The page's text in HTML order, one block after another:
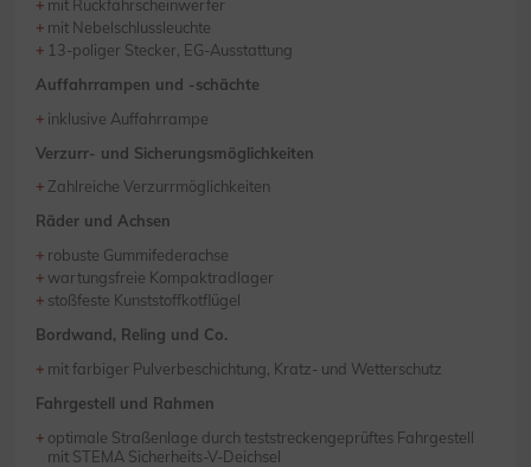
mit Rückfahrscheinwerfer
mit Nebelschlussleuchte
13-poliger Stecker, EG-Ausstattung
Auffahrrampen und -schächte
inklusive Auffahrrampe
Verzurr- und Sicherungsmöglichkeiten
Zahlreiche Verzurrmöglichkeiten
Räder und Achsen
robuste Gummifederachse
wartungsfreie Kompaktradlager
stoßfeste Kunststoffkotflügel
Bordwand, Reling und Co.
mit farbiger Pulverbeschichtung, Kratz- und Wetterschutz
Fahrgestell und Rahmen
optimale Straßenlage durch teststreckengeprüftes Fahrgestell
mit STEMA Sicherheits-V-Deichsel